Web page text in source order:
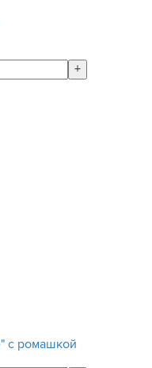
+
с ромашкой